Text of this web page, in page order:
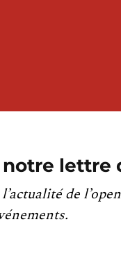
notre
de